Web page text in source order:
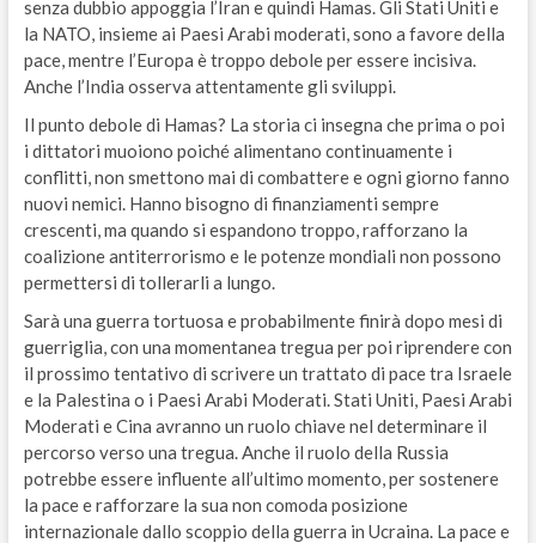
senza dubbio appoggia l’Iran e quindi Hamas. Gli Stati Uniti e
la NATO, insieme ai Paesi Arabi moderati, sono a favore della
pace, mentre l’Europa è troppo debole per essere incisiva.
Anche l’India osserva attentamente gli sviluppi.
Il punto debole di Hamas? La storia ci insegna che prima o poi
i dittatori muoiono poiché alimentano continuamente i
conflitti, non smettono mai di combattere e ogni giorno fanno
nuovi nemici. Hanno bisogno di finanziamenti sempre
crescenti, ma quando si espandono troppo, rafforzano la
coalizione antiterrorismo e le potenze mondiali non possono
permettersi di tollerarli a lungo.
Sarà una guerra tortuosa e probabilmente finirà dopo mesi di
guerriglia, con una momentanea tregua per poi riprendere con
il prossimo tentativo di scrivere un trattato di pace tra Israele
e la Palestina o i Paesi Arabi Moderati. Stati Uniti, Paesi Arabi
Moderati e Cina avranno un ruolo chiave nel determinare il
percorso verso una tregua. Anche il ruolo della Russia
potrebbe essere influente all’ultimo momento, per sostenere
la pace e rafforzare la sua non comoda posizione
internazionale dallo scoppio della guerra in Ucraina. La pace e